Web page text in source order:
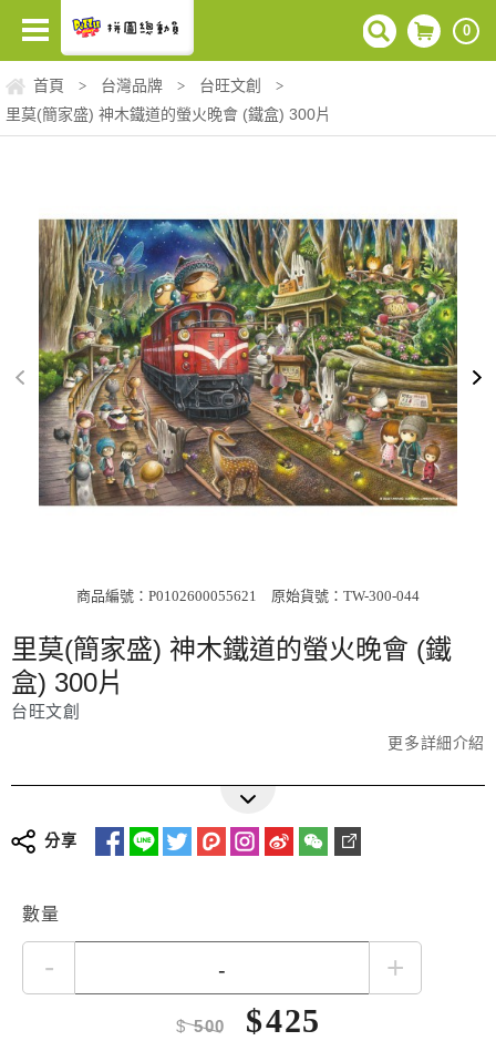
0
首頁 > 台灣品牌 > 台旺文創 >
里莫(簡家盛) 神木鐵道的螢火晚會 (鐵盒) 300片
商品編號：P0102600055621 原始貨號：TW-300-044
里莫(簡家盛) 神木鐵道的螢火晚會 (鐵
盒) 300片
台旺文創
更多詳細介紹
分享
數量
- +
$500 $425